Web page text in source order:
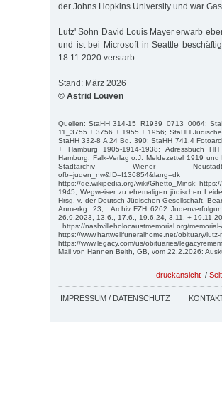
der Johns Hopkins University und war
Lutz' Sohn David Louis Mayer erwarb
und ist bei Microsoft in Seattle
18.11.2020 verstarb.
Stand: März 2026
© Astrid Louven
Quellen: StaHH 314-15_R1939_0713_0064;
11_3755 + 3756 + 1955 + 1956; StaHH
StaHH 332-8 A 24 Bd. 390; StaHH 741.4
+ Hamburg 1905-1914-1938; Adressbuch
Hamburg, Falk-Verlag o.J. Meldezettel 1919
Stadtarchiv Wiener Neustadt;
ofb=juden_nw&ID=I136854&lang=dk
https://de.wikipedia.org/wiki/Ghetto_Minsk;
1945; Wegweiser zu ehemaligen jüdischen
Hrsg. v. der Deutsch-Jüdischen Gesellschaft,
Anmerkg. 23; Archiv FZH 6262
26.9.2023, 13.6., 17.6., 19.6.24, 3.11. +
https://nashvilleholocaustmemorial.org/
https://www.hartwellfuneralhome.net/obituary/lutz-
https://www.legacy.com/us/obituaries/
Mail von Hannen Beith, GB, vom 22.2.2026:
druckansicht /
IMPRESSUM / DATENSCHUTZ